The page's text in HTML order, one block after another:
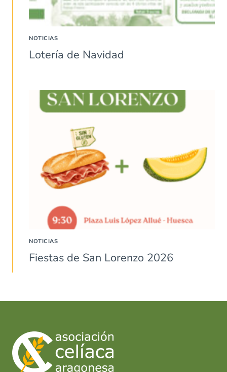
NOTICIAS
Lotería de Navidad
NOTICIAS
Fiestas de San Lorenzo 2026